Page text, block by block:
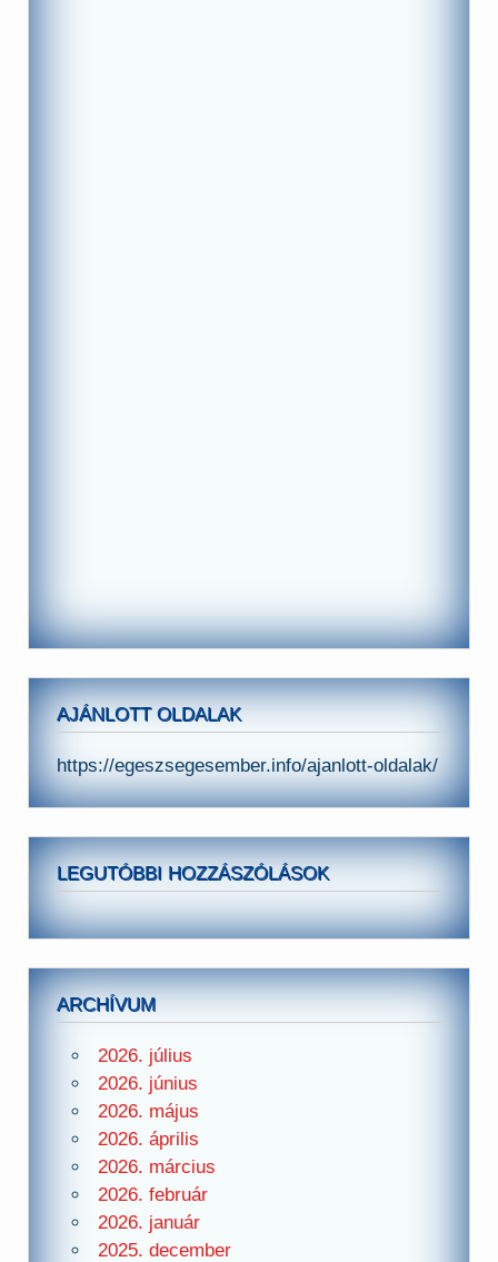
AJÁNLOTT OLDALAK
https://egeszsegesember.info/ajanlott-oldalak/
LEGUTÓBBI HOZZÁSZÓLÁSOK
ARCHÍVUM
2026. július
2026. június
2026. május
2026. április
2026. március
2026. február
2026. január
2025. december